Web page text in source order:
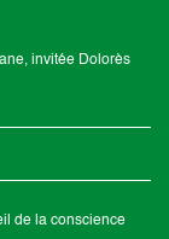
invitée Dolorès
de la conscience